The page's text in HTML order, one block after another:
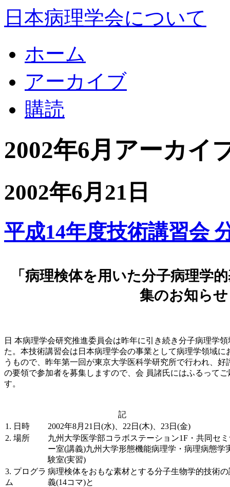
日本病理学会について
ホーム
アーカイブ
購読
2002年6月アーカイ
2002年6月21日
平成14年度技術講習会
「病理検体を用いた分子病理学
集のお知らせ
日 本病理学会研究推進委員会は昨年に引き続き分子病理学
た。本技術講習会は日本病理学会の事業として病理学領域
うもので、昨年第一回が東京大学医科学研究所で行われ、
の要領で参加者を募集しますので、会 員諸氏にはふるって
す。
記
1. 日時
2002年8月21日(水)、22日(木)、23日(金)
2. 場所
九州大学医学部コラボステーション1F・共同セ
ー室(講義)九州大学形態機能病理学・病理病態学
験室(実習)
3. プログラ
ム
病理検体をおもな素材とする分子生物学的技術の
義(14コマ)と